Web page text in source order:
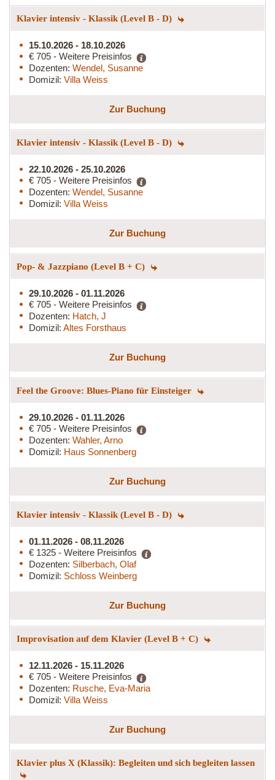
Klavier intensiv - Klassik (Level B - D)
15.10.2026 - 18.10.2026
€ 705 - Weitere Preisinfos
Dozenten: Wendel, Susanne
Domizil: Villa Weiss
Zur Buchung
Klavier intensiv - Klassik (Level B - D)
22.10.2026 - 25.10.2026
€ 705 - Weitere Preisinfos
Dozenten: Wendel, Susanne
Domizil: Villa Weiss
Zur Buchung
Pop- & Jazzpiano (Level B + C)
29.10.2026 - 01.11.2026
€ 705 - Weitere Preisinfos
Dozenten: Hatch, J
Domizil: Altes Forsthaus
Zur Buchung
Feel the Groove: Blues-Piano für Einsteiger
29.10.2026 - 01.11.2026
€ 705 - Weitere Preisinfos
Dozenten: Wahler, Arno
Domizil: Haus Sonnenberg
Zur Buchung
Klavier intensiv - Klassik (Level B - D)
01.11.2026 - 08.11.2026
€ 1325 - Weitere Preisinfos
Dozenten: Silberbach, Olaf
Domizil: Schloss Weinberg
Zur Buchung
Improvisation auf dem Klavier (Level B + C)
12.11.2026 - 15.11.2026
€ 705 - Weitere Preisinfos
Dozenten: Rusche, Eva-Maria
Domizil: Villa Weiss
Zur Buchung
Klavier plus X (Klassik): Begleiten und sich begleiten lassen